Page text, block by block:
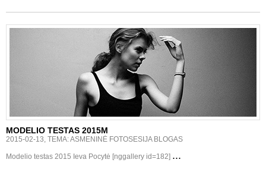
MODELIO TESTAS 2015M
2015-02-13, TEMA: ASMENINĖ FOTOSESIJA BLOGAS
Modelio testas 2015 Ieva Pocytė [nggallery id=182] ...